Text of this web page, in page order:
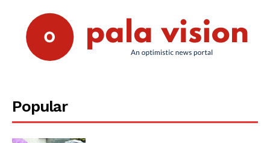
Grievance Redressal
Popular